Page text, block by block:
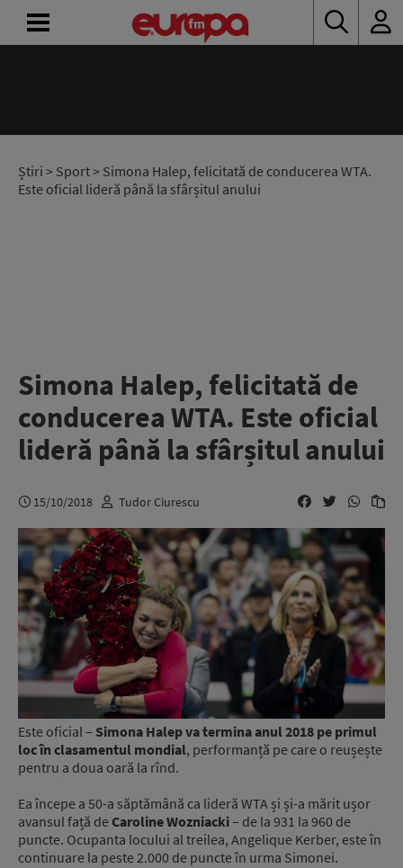
Știri > Sport> Simona Halep, felicitată de conducerea WTA.
Este oficial lideră până la sfârșitul anului
Simona Halep, felicitată de
conducerea WTA. Este oficial
lideră până la sfârșitul anului
15/10/2018 Tudor Ciurescu
Este oficial – Simona Halep va termina anul 2018 pe primul
loc în clasamentul mondial, performanță pe care o reușește
pentru a doua oară la rînd.
Ea începe a 50-a săptămână ca lideră WTA și și-a mărit ușor
avansul față de Caroline Wozniacki– de la 931 la 960 de
puncte. Ocupanta locului al treilea, Angelique Kerber, este în
continuare la peste 2.000 de puncte în urma Simonei.
RADIO